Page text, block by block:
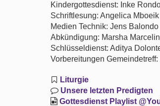
Kindergottesdienst: Inke
Schriftlesung: Angelica Mboeik
Medien Technik: Jens Balondo
Abkündigung: Marsha
Schlüsseldienst: Aditya
Vorbereitungen
Liturgie
Unsere letzten Predigten
Gottesdienst Playlist